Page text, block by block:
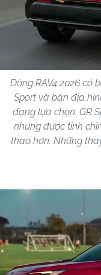
Dòng RAV4 2026 có
Sport và bản địa
dạng lựa chọn. GR
nhưng được tinh
thao hơn. Những